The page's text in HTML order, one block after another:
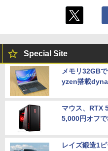
Special Site
メモリ32GB
yzen搭載
マウス、RTX
5,000円オフで
レイズ鍛造1